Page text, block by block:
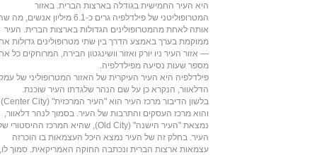
היא העיר החמישית בגודלה בארצות הברית. באזור
המטרופוליטני של פילדלפיה גרים כ-6.1 מיליון אנשים, מה
אותה לאחת מהמטרופולינים הגדולות בארצות הברית. העיר
ממוקמת בערך באמצע הדרך בין שתי מטרופולינים גדולות
— אזור העיר ניו יורק ואזור וושינגטון הבירה, המרוחקים כל
מספר שעות נסיעה מפילדלפיה.
פילדלפיה היא העיר העיקרית של האזור המטרופוליני של
הדלאוור, הנקרא כן על שם הנהר שלגדתו העיר שוכנת.
בלשון הדיבור מרכז העיר הוא "העיר המרכזית" (Center City)
והוא מרכז העסקים והתרבות של העיר. בסמוך לנהר דלאוור,
נמצאת "העיר הישנה" (Old City), שהיא ה
מרכז ההיסטורי
העיר. בחלק זה של העיר נמצא היכל העצמאות בו הוכרזה
עצמאות ארצות הברית ונכתבה החוקה האמריקאית. סמוך לו,